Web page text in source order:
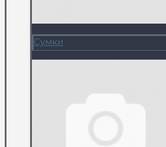
Сумки